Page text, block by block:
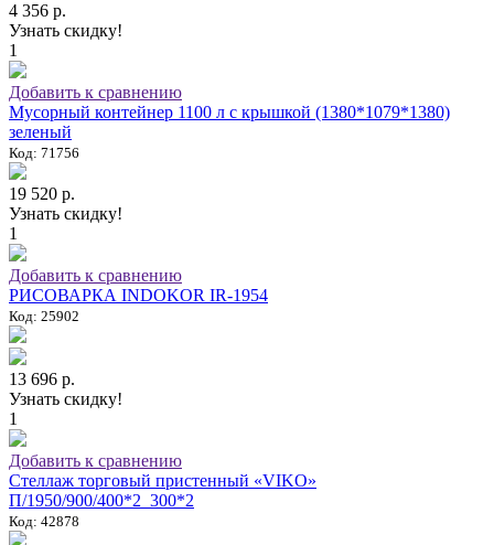
4 356 р.
Узнать скидку!
1
Добавить к сравнению
Мусорный контейнер 1100 л с крышкой (1380*1079*1380)
зеленый
Код: 71756
19 520 р.
Узнать скидку!
1
Добавить к сравнению
РИСОВАРКА INDOKOR IR-1954
Код: 25902
13 696 р.
Узнать скидку!
1
Добавить к сравнению
Стеллаж торговый пристенный «VIKO»
П/1950/900/400*2_300*2
Код: 42878